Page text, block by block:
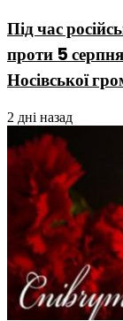
Під час
проти 5
Носівської
2 дні назад